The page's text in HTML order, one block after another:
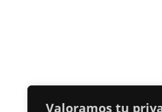
Valoramos tu